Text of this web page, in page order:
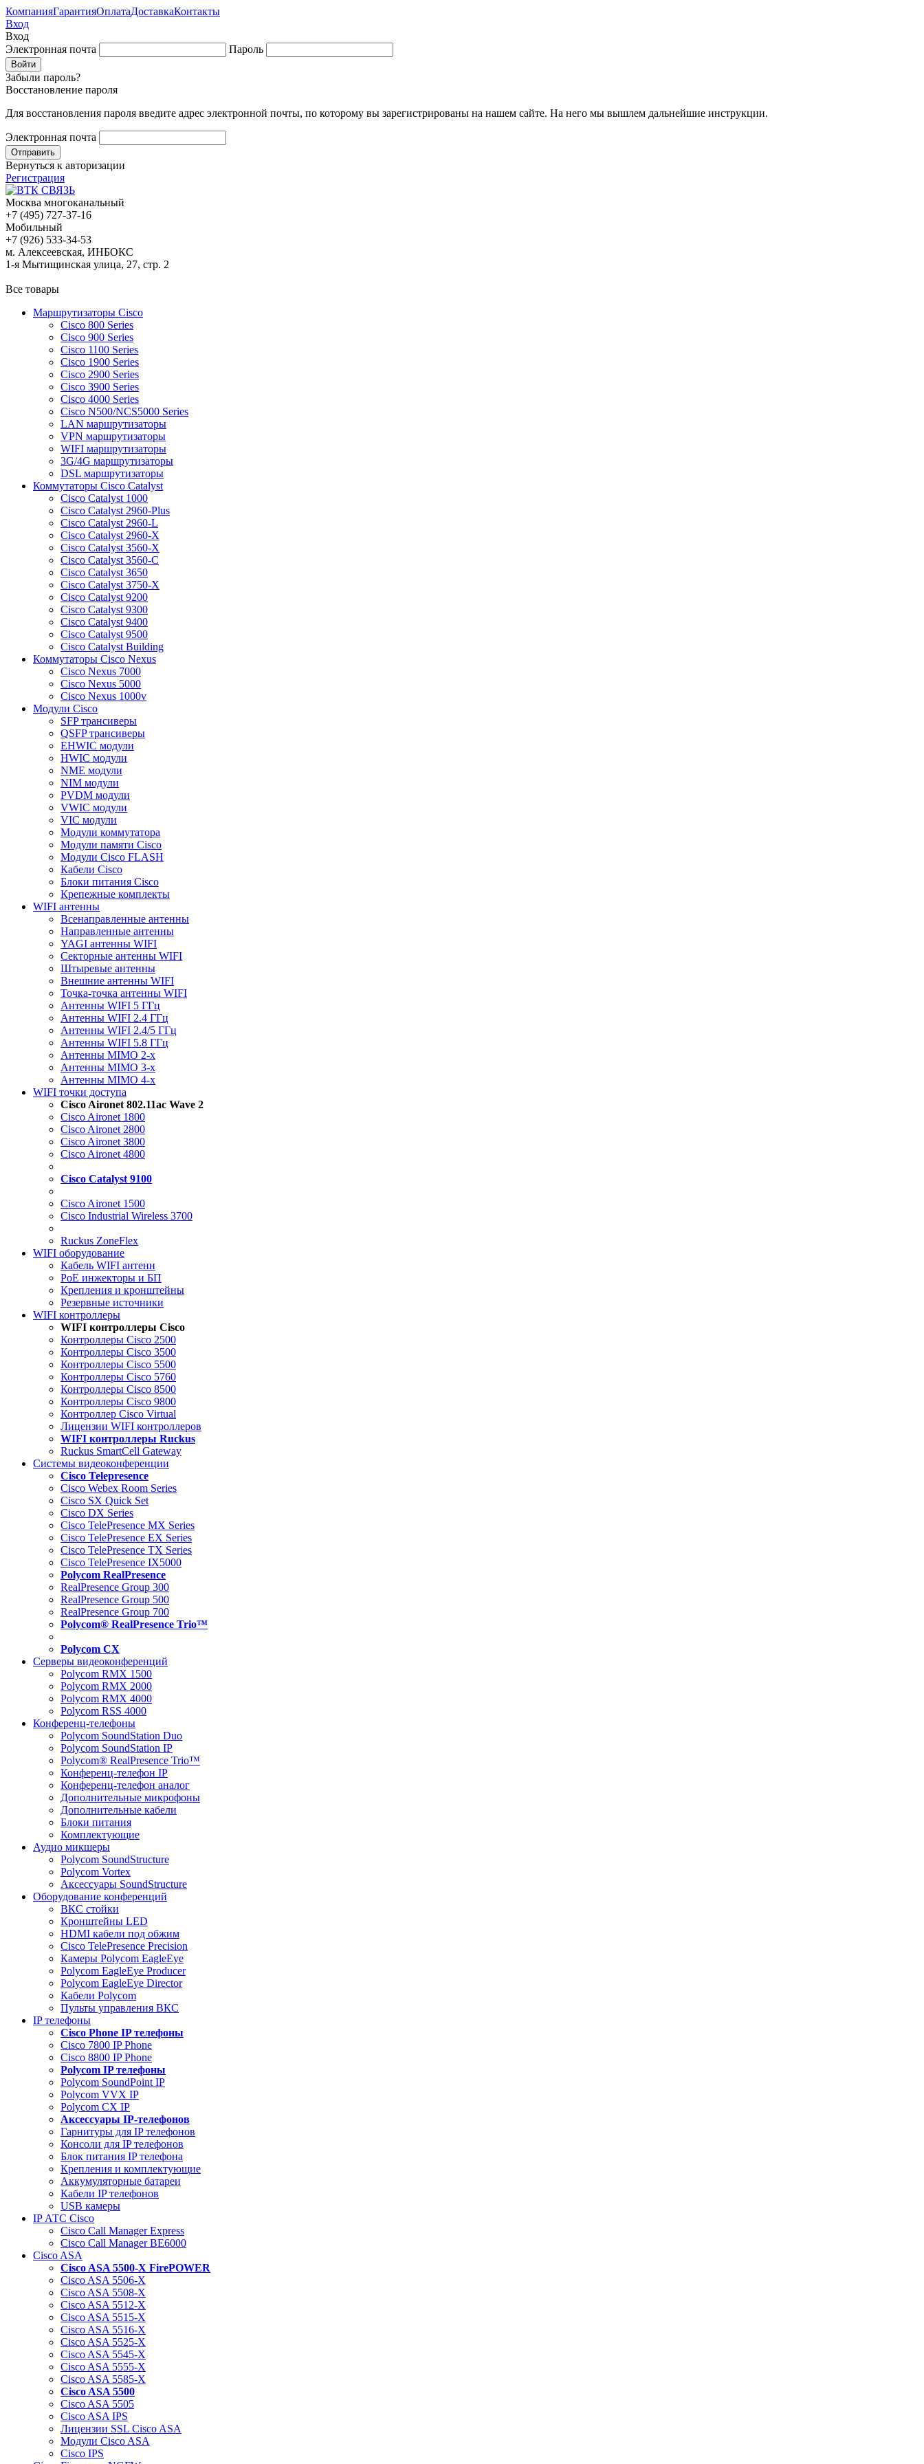
КомпанияГарантияОплатаДоставкаКонтакты
Вход
Вход
Электронная почта
Пароль
Забыли пароль?
Восстановление пароля
Для восстановления пароля введите адрес электронной почты, по которому вы зарегистрированы на нашем сайте. На него мы вышлем дальнейшие инструкции.
Электронная почта
Вернуться к авторизации
Регистрация
Москва многоканальный
+7 (495) 727-37-16
Мобильный
+7 (926) 533-34-53
м. Алексеевская, ИНБОКС
1-я Мытищинская улица, 27, стр. 2
Все товары
Маршрутизаторы Cisco
Cisco 800 Series
Cisco 900 Series
Cisco 1100 Series
Cisco 1900 Series
Cisco 2900 Series
Cisco 3900 Series
Cisco 4000 Series
Cisco N500/NCS5000 Series
LAN маршрутизаторы
VPN маршрутизаторы
WIFI маршрутизаторы
3G/4G маршрутизаторы
DSL маршрутизаторы
Коммутаторы Cisco Catalyst
Cisco Catalyst 1000
Cisco Catalyst 2960-Plus
Cisco Catalyst 2960-L
Cisco Catalyst 2960-X
Cisco Catalyst 3560-X
Cisco Catalyst 3560-C
Cisco Catalyst 3650
Cisco Catalyst 3750-X
Cisco Catalyst 9200
Cisco Catalyst 9300
Cisco Catalyst 9400
Cisco Catalyst 9500
Cisco Catalyst Building
Коммутаторы Cisco Nexus
Cisco Nexus 7000
Cisco Nexus 5000
Cisco Nexus 1000v
Модули Cisco
SFP трансиверы
QSFP трансиверы
EHWIC модули
HWIC модули
NME модули
NIM модули
PVDM модули
VWIC модули
VIC модули
Модули коммутатора
Модули памяти Cisco
Модули Cisco FLASH
Кабели Cisco
Блоки питания Cisco
Крепежные комплекты
WIFI антенны
Всенаправленные антенны
Направленные антенны
YAGI антенны WIFI
Секторные антенны WIFI
Штыревые антенны
Внешние антенны WIFI
Точка-точка антенны WIFI
Антенны WIFI 5 ГГц
Антенны WIFI 2.4 ГГц
Антенны WIFI 2.4/5 ГГц
Антенны WIFI 5.8 ГГц
Антенны MIMO 2-x
Антенны MIMO 3-x
Антенны MIMO 4-x
WIFI точки доступа
Cisco Aironet 802.11ac Wave 2
Cisco Aironet 1800
Cisco Aironet 2800
Cisco Aironet 3800
Cisco Aironet 4800
Cisco Catalyst 9100
Cisco Aironet 1500
Cisco Industrial Wireless 3700
Ruckus ZoneFlex
WIFI оборудование
Кабель WIFI антенн
PoE инжекторы и БП
Крепления и кронштейны
Резервные источники
WIFI контроллеры
WIFI контроллеры Cisco
Контроллеры Cisco 2500
Контроллеры Cisco 3500
Контроллеры Cisco 5500
Контроллеры Cisco 5760
Контроллеры Cisco 8500
Контроллеры Cisco 9800
Контроллер Cisco Virtual
Лицензии WIFI контроллеров
WIFI контроллеры Ruckus
Ruckus SmartCell Gateway
Системы видеоконференции
Cisco Telepresence
Cisco Webex Room Series
Cisco SX Quick Set
Cisco DX Series
Cisco TelePresence MX Series
Cisco TelePresence EX Series
Cisco TelePresence TX Series
Cisco TelePresence IX5000
Polycom RealPresence
RealPresence Group 300
RealPresence Group 500
RealPresence Group 700
Polycom® RealPresence Trio™
Polycom CX
Серверы видеоконференций
Polycom RMX 1500
Polycom RMX 2000
Polycom RMX 4000
Polycom RSS 4000
Конференц-телефоны
Polycom SoundStation Duo
Polycom SoundStation IP
Polycom® RealPresence Trio™
Конференц-телефон IP
Конференц-телефон аналог
Дополнительные микрофоны
Дополнительные кабели
Блоки питания
Комплектующие
Аудио микшеры
Polycom SoundStructure
Polycom Vortex
Аксессуары SoundStructure
Оборудование конференций
ВКС стойки
Кронштейны LED
HDMI кабели под обжим
Cisco TelePresence Precision
Камеры Polycom EagleEye
Polycom EagleEye Producer
Polycom EagleEye Director
Кабели Polycom
Пульты управления ВКС
IP телефоны
Сisco Phone IP телефоны
Cisco 7800 IP Phone
Cisco 8800 IP Phone
Polycom IP телефоны
Polycom SoundPoint IP
Polycom VVX IP
Polycom CX IP
Аксессуары IP-телефонов
Гарнитуры для IP телефонов
Консоли для IP телефонов
Блок питания IP телефона
Крепления и комплектующие
Аккумуляторные батареи
Кабели IP телефонов
USB камеры
IP АТС Cisco
Cisco Call Manager Express
Cisco Call Manager BE6000
Cisco ASA
Cisco ASA 5500-X FirePOWER
Cisco ASA 5506-X
Cisco ASA 5508-X
Cisco ASA 5512-X
Cisco ASA 5515-X
Cisco ASA 5516-X
Cisco ASA 5525-X
Cisco ASA 5545-X
Cisco ASA 5555-X
Cisco ASA 5585-X
Cisco ASA 5500
Cisco ASA 5505
Cisco ASA IPS
Лицензии SSL Cisco ASA
Модули Cisco ASA
Cisco IPS